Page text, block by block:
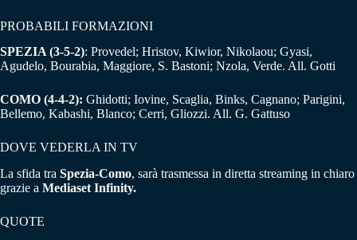
PROBABILI FORMAZIONI
SPEZIA (3-5-2): Provedel; Hristov, Kiwior, Nikolaou; Gyasi,
Agudelo, Bourabia, Maggiore, S. Bastoni; Nzola, Verde. All. Gotti
COMO (4-4-2): Ghidotti; Iovine, Scaglia, Binks, Cagnano; Parigini,
Bellemo, Kabashi, Blanco; Cerri, Gliozzi. All. G. Gattuso
DOVE VEDERLA IN TV
La sfida tra Spezia-Como, sarà trasmessa in diretta streaming in chiaro
grazie a Mediaset Infinity.
QUOTE